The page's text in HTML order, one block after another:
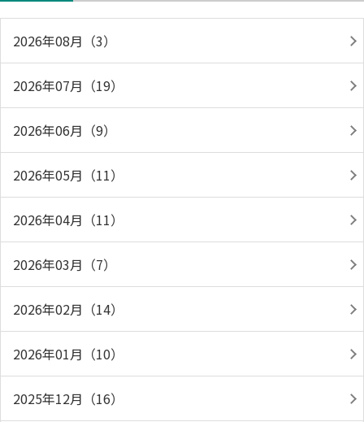
2026年08月（3）
2026年07月（19）
2026年06月（9）
2026年05月（11）
2026年04月（11）
2026年03月（7）
2026年02月（14）
2026年01月（10）
2025年12月（16）